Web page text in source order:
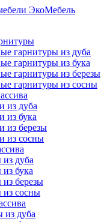
гарнитуры из дуба
гарнитуры из бука
гарнитуры из березы
гарнитуры из сосны
из дуба
из бука
из березы
из сосны
дуба
бука
березы
сосны
из дуба